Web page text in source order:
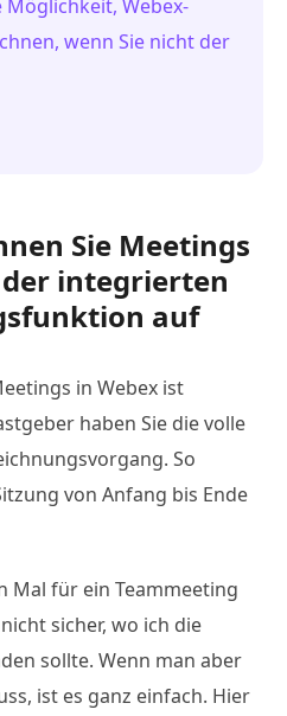
Möglichkeit, Webex-
wenn Sie nicht der
Sie Meetings
integrierten
auf
in Webex ist
haben Sie die volle
So
von Anfang bis Ende
Mal für ein Teammeeting
sicher, wo ich die
sollte. Wenn man aber
ist es ganz einfach. Hier